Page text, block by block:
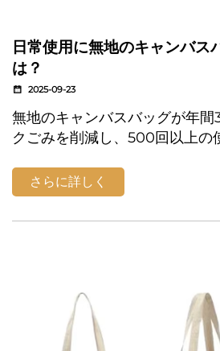
日常使用に無地のキャンバス
は？
2025-09-23
無地のキャンバスバッグが年間
クごみを削減し、500回以上の
れており、生分解性でコスト効
ぐ切り替えましょう。
さらに詳しく